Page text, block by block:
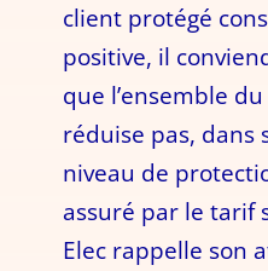
client protégé
positive, il
que l’ensemble
réduise pas, dans
niveau de
assuré par le tarif
Elec rappelle son